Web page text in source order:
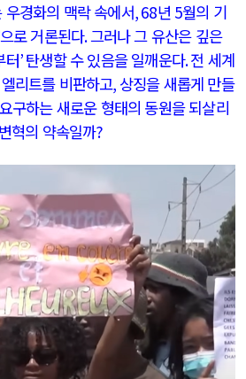
경화의 맥락 속에서, 68년 5월의 기
으로 거론된다.그러나 그 유산은 깊은
터’탄생할 수 있음을 일깨운다.전 세계
리트를 비판하고, 상징을 새롭게 만들
구하는 새로운 형태의 동원을 되살리
혁의 약속일까?